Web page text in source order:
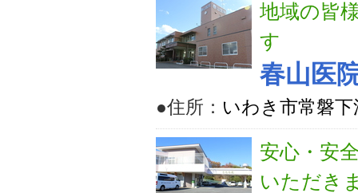
地域の皆
す
春山医
●住所： いわき市常磐
安心・安
いただき